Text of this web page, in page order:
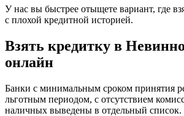
У нас вы быстрее отыщете вариант, где
с плохой кредитной историей.
Взять кредитку в
онлайн
Банки с минимальным сроком принятия
льготным периодом, с отсутствием
наличных выведены в отдельный список.